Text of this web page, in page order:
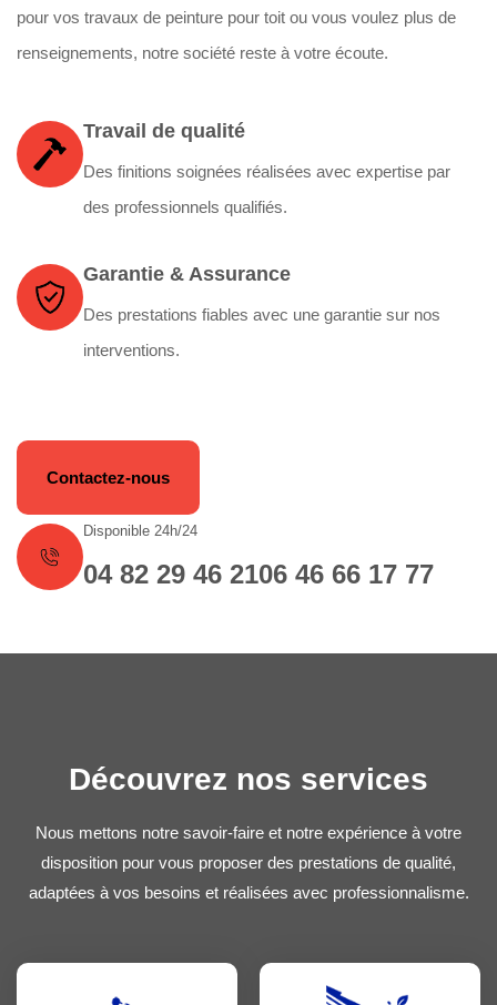
pour vos travaux de peinture pour toit ou vous voulez plus de
renseignements, notre société reste à votre écoute.
Travail de qualité
Des finitions soignées réalisées avec expertise par
des professionnels qualifiés.
Garantie & Assurance
Des prestations fiables avec une garantie sur nos
interventions.
Contactez-nous
Disponible 24h/24
04 82 29 46 2106 46 66 17 77
Découvrez nos services
Nous mettons notre savoir-faire et notre expérience à votre
disposition pour vous proposer des prestations de qualité,
adaptées à vos besoins et réalisées avec professionnalisme.